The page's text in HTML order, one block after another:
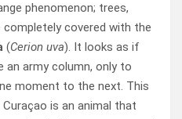
phenomenon; trees,
covered with the
(Cerion uva). It looks as if
an army column, only to
moment to the next. This
is an animal that